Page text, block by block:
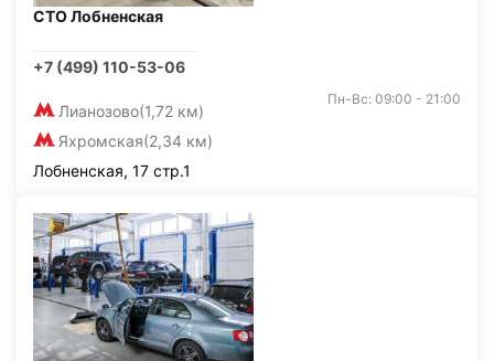
СТО Лобненская
+7 (499) 110-53-06
Лианозово(1,72 км)
Яхромская(2,34 км)
Пн-Вс: 09:00 - 21:00
Лобненская, 17 стр.1